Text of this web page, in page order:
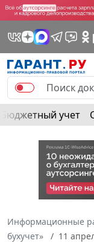
Бюджетный учет
Информационные
бухучет»
11